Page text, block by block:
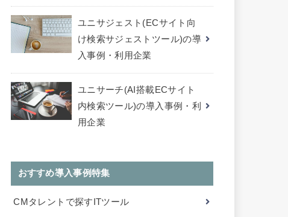
ユニサジェスト(ECサイト向
け検索サジェストツール)の導
入事例・利用企業
ユニサーチ(AI搭載ECサイト
内検索ツール)の導入事例・利
用企業
おすすめ導入事例特集
CMタレントで探すITツール